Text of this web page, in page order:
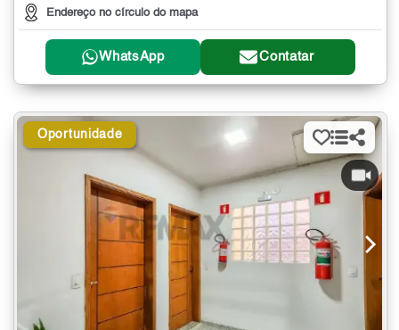
Endereço no círculo do mapa
WhatsApp Contatar
Oportunidade